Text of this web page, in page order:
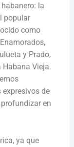
la
popular
como
y Prado,
Habana Vieja.
de
en
ya que